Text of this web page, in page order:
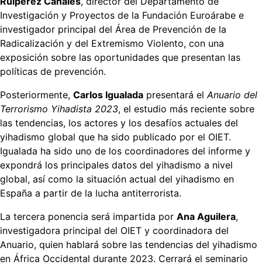
Investigación y Proyectos de la Fundación Euroárabe e
investigador principal del Área de Prevención de la
Radicalización y del Extremismo Violento, con una
exposición sobre las oportunidades que presentan las
políticas de prevención.
Posteriormente, Carlos Igualada presentará elAnuario del
Terrorismo Yihadista 2023, el estudio más reciente sobre
las tendencias, los actores y los desafíos actuales del
yihadismo global que ha sido publicado por el OIET.
Igualada ha sido uno de los coordinadores del informe y
expondrá los principales datos del yihadismo a nivel
global, así como la situación actual del yihadismo en
España a partir de la lucha antiterrorista.
La tercera ponencia será impartida por Ana Aguilera,
investigadora principal del OIET y coordinadora del
Anuario, quien hablará sobre las tendencias del yihadismo
en África Occidental durante 2023. Cerrará el seminario